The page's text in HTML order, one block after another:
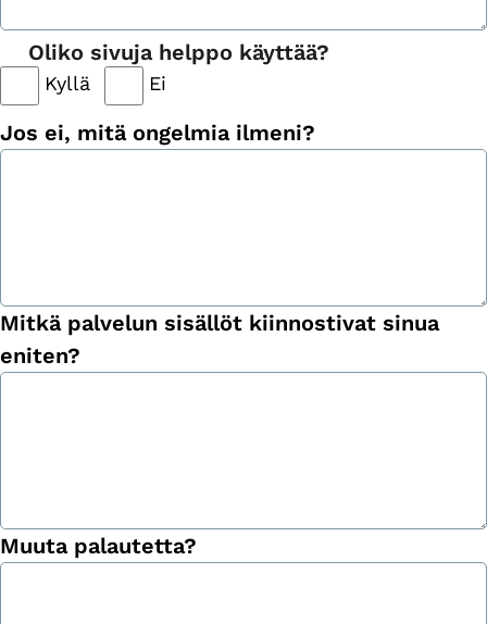
Oliko sivuja helppo käyttää?
Kyllä Ei
Jos ei, mitä ongelmia ilmeni?
Mitkä palvelun sisällöt kiinnostivat sinua
eniten?
Muuta palautetta?